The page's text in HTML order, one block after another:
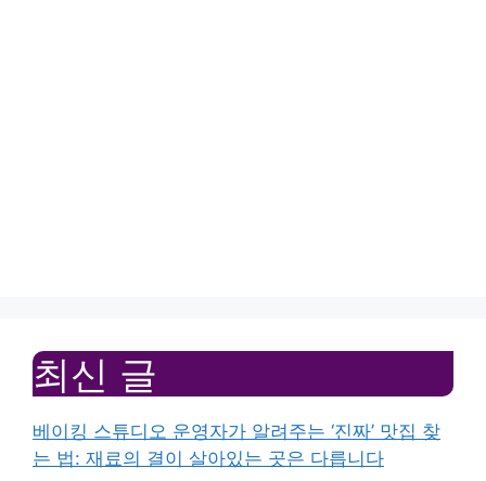
최신 글
베이킹 스튜디오 운영자가 알려주는 ‘진짜’ 맛집 찾
는 법: 재료의 결이 살아있는 곳은 다릅니다